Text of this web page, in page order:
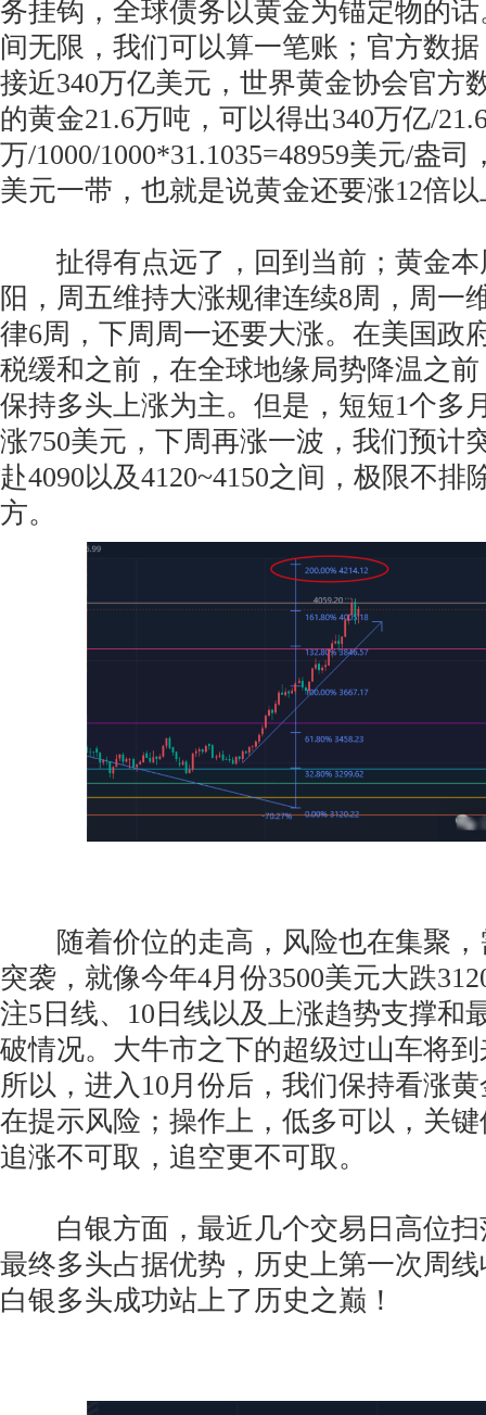
务挂钩，全球债务以黄金为锚定物的
间无限，我们可以算一笔账；官方数
接近340万亿美元，世界黄金协会官方
的黄金21.6万吨，可以得出340万亿/
万/1000/1000*31.1035=48959美元/盎司
美元一带，也就是说黄金还要涨12倍
扯得有点远了，回到当前；黄金本
阳，周五维持大涨规律连续8周，周一
律6周，下周周一还要大涨。在美国政
税缓和之前，在全球地缘局势降温之
保持多头上涨为主。但是，短短1个多
涨750美元，下周再涨一波，我们预计
赴4090以及4120~4150之间，极限不排
方。
随着价位的走高，风险也在集聚，
突袭，就像今年4月份3500美元大跌
注5日线、10日线以及上涨趋势支撑和
破情况。大牛市之下的超级过山车将
所以，进入10月份后，我们保持看涨
在提示风险；操作上，低多可以，关
追涨不可取，追空更不可取。
白银方面，最近几个交易日高位扫
最终多头占据优势，历史上第一次周
白银多头成功站上了历史之巅！